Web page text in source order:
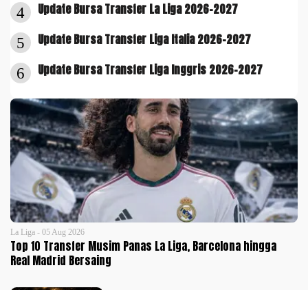
4 Update Bursa Transfer La Liga 2026-2027
5 Update Bursa Transfer Liga Italia 2026-2027
6 Update Bursa Transfer Liga Inggris 2026-2027
La Liga - 05 Aug 2026
Top 10 Transfer Musim Panas La Liga, Barcelona hingga
Real Madrid Bersaing